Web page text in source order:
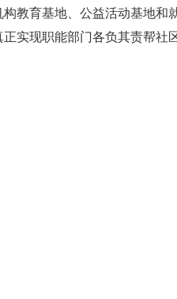
育基地、公益活动基地和
实现职能部门各负其责帮